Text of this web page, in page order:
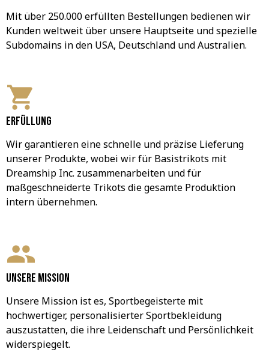
Mit über 250.000 erfüllten Bestellungen bedienen wir
Kunden weltweit über unsere Hauptseite und spezielle
Subdomains in den USA, Deutschland und Australien.
Erfüllung
Wir garantieren eine schnelle und präzise Lieferung
unserer Produkte, wobei wir für Basistrikots mit
Dreamship Inc. zusammenarbeiten und für
maßgeschneiderte Trikots die gesamte Produktion
intern übernehmen.
Unsere Mission
Unsere Mission ist es, Sportbegeisterte mit
hochwertiger, personalisierter Sportbekleidung
auszustatten, die ihre Leidenschaft und Persönlichkeit
widerspiegelt.